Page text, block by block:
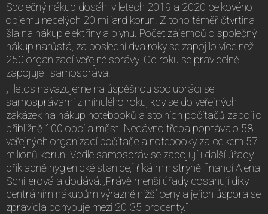
Společný nákup dosáhl v letech 2019 a 2020 celkového
objemu necelých 20 miliard korun. Z toho téměř čtvrtina
šla na nákup elektřiny a plynu. Počet zájemců o společný
nákup narůstá, za poslední dva roky se zapojilo více než
250 organizací veřejné správy. Od roku se pravidelně
zapojuje i samospráva.
„I letos navazujeme na úspěšnou spolupráci se
samosprávami z minulého roku, kdy se do veřejných
zakázek na nákup notebooků a stolních počítačů zapojilo
přibližně 100 obcí a měst. Nedávno třeba poptávalo 58
veřejných organizací počítače a notebooky za celkem 57
milionů korun. Vedle samospráv se zapojují i další úřady,
příkladně hygienické stanice,“ říká ministryně financí Alena
Schillerová a dodává: „Právě menší úřady dosahují díky
centrálním nákupům výrazně nižší ceny a jejich úspora se
zpravidla pohybuje mezi 20-35 procenty.“